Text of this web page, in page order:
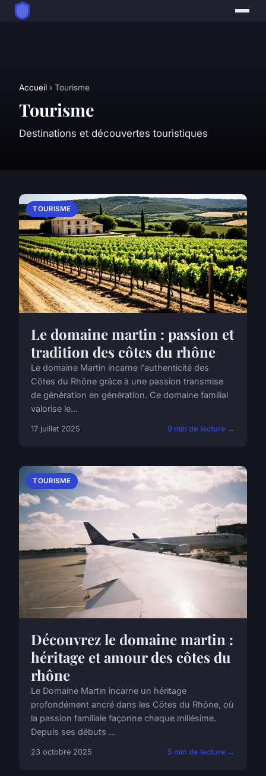
Accueil › Tourisme
Tourisme
Destinations et découvertes touristiques
TOURISME
Le domaine martin : passion et
tradition des côtes du rhône
Le domaine Martin incarne l'authenticité des
Côtes du Rhône grâce à une passion transmise
de génération en génération. Ce domaine familial
valorise le...
17 juillet 2025 9 min de lecture →
TOURISME
Découvrez le domaine martin :
héritage et amour des côtes du
rhône
Le Domaine Martin incarne un héritage
profondément ancré dans les Côtes du Rhône, où
la passion familiale façonne chaque millésime.
Depuis ses débuts ...
23 octobre 2025 5 min de lecture →